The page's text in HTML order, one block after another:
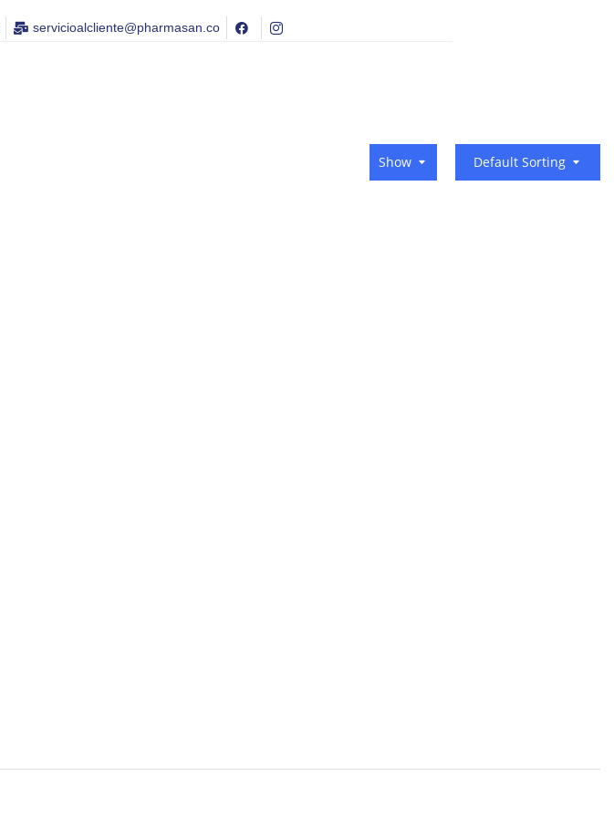
servicioalcliente@pharmasan.co
Default Sorting
Show